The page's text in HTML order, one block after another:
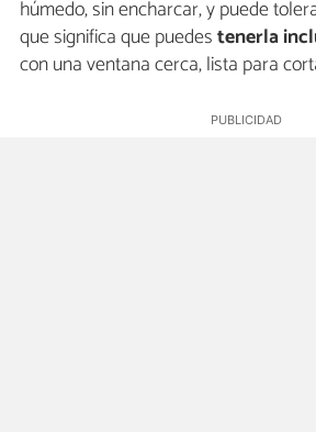
húmedo, sin encharcar, y puede
que significa que puedestenerla
con una ventana cerca, lista para